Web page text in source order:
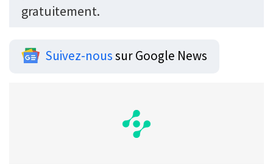
gratuitement.
Suivez-noussur Google News